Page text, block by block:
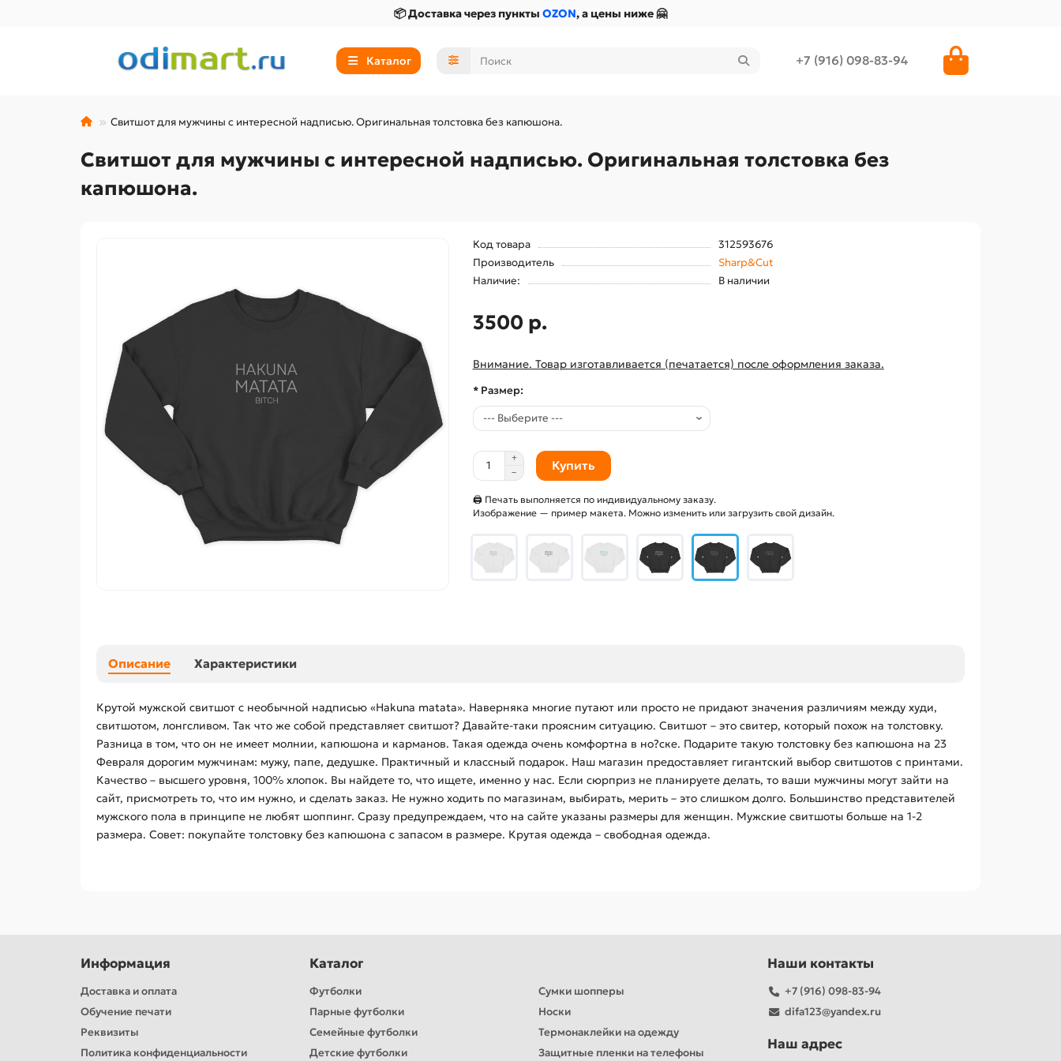
📦 Доставка через пункты OZON, а цены ниже 🤗
Каталог +7 (916) 098-83-94
Свитшот для мужчины с интересной надписью. Оригинальная толстовка без капюшона.
Свитшот для мужчины с интересной надписью. Оригинальная толстовка без
капюшона.
Код товара
312593676
Производитель
Sharp&Cut
Наличие:
В наличии
3500 р.
Внимание. Товар изготавливается (печатается) после оформления заказа.
* Размер:
Купить
🖨 Печать выполняется по индивидуальному заказу.
Изображение — пример макета. Можно изменить или загрузить свой дизайн.
Описание Характеристики
Крутой мужской свитшот с необычной надписью «Hakuna matata». Наверняка многие путают или просто не придают значения различиям между худи,
свитшотом, лонгсливом. Так что же собой представляет свитшот? Давайте-таки проясним ситуацию. Свитшот – это свитер, который похож на толстовку.
Разница в том, что он не имеет молнии, капюшона и карманов. Такая одежда очень комфортна в но?ске. Подарите такую толстовку без капюшона на 23
Февраля дорогим мужчинам: мужу, папе, дедушке. Практичный и классный подарок. Наш магазин предоставляет гигантский выбор свитшотов с принтами.
Качество – высшего уровня, 100% хлопок. Вы найдете то, что ищете, именно у нас. Если сюрприз не планируете делать, то ваши мужчины могут зайти на
сайт, присмотреть то, что им нужно, и сделать заказ. Не нужно ходить по магазинам, выбирать, мерить – это слишком долго. Большинство представителей
мужского пола в принципе не любят шоппинг. Сразу предупреждаем, что на сайте указаны размеры для женщин. Мужские свитшоты больше на 1-2
размера. Совет: покупайте толстовку без капюшона с запасом в размере. Крутая одежда – свободная одежда.
Информация
Доставка и оплата
Обучение печати
Реквизиты
Политика конфиденциальности
Каталог
Футболки
Парные футболки
Семейные футболки
Детские футболки
Сумки шопперы
Носки
Термонаклейки на одежду
Защитные пленки на телефоны
Наши контакты
+7 (916) 098-83-94
difa123@yandex.ru
Наш адрес